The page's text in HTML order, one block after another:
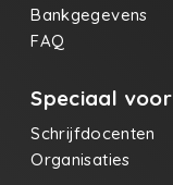
Bankgegevens
FAQ
Speciaal voor
Schrijfdocenten
Organisaties